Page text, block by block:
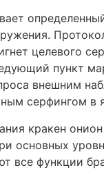
целевого
пункт
внешним
серфингом в
кракен
основных
все функции